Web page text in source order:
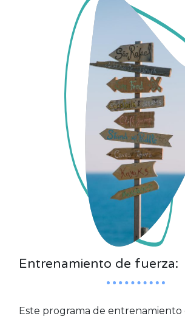
Entrenamiento de fuerza:
Este programa de entrenamiento